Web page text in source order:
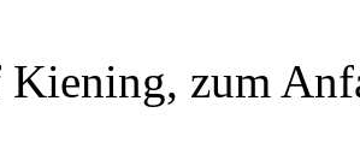
Kiening, zum